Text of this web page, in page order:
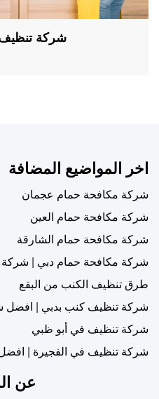
شركة
اخر المواضيع المضافة
شركة مكافحة حمام عجمان
شركة مكافحة حمام العين
شركة مكافحة حمام الشارقة
شركة مكافحة حمام دبي | شركة
طرق تنظيف الكنب من البقع
شركة تنظيف كنب بدبي | افضل
شركة تنظيف في أبو ظبي
شركة تنظيف في الفجيرة |
عن